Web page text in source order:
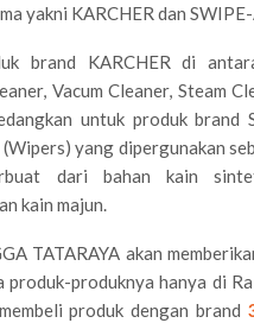
yakni KARCHER dan
brand KARCHER di
Vacum Cleaner, Steam
untuk produk brand
yang dipergunakan
dari bahan kain
kain majun.
TATARAYA akan
produk-produknya hanya di
produk dengan brand